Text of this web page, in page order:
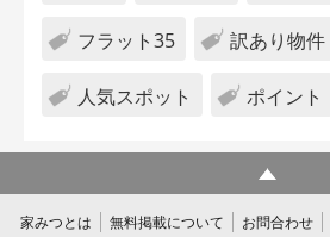
フラット35 訳あり物件
人気スポット ポイント
家みつとは 無料掲載について お問合わせ